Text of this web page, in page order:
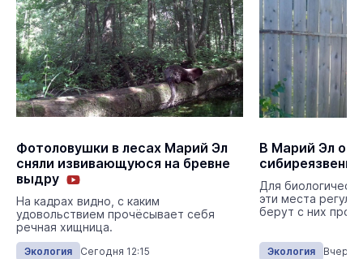
Фотоловушки в лесах Марий Эл
сняли извивающуюся на бревне
выдру
На кадрах видно, с каким
удовольствием прочёсывает себя
речная хищница.
Экология Сегодня 12:15
В Марий Эл
Для
эти места
берут с них
Экология Вчера